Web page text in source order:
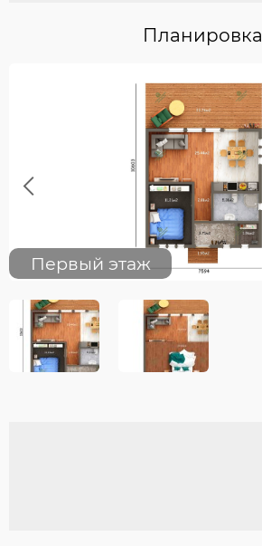
Планировка
Previous
Первый этаж